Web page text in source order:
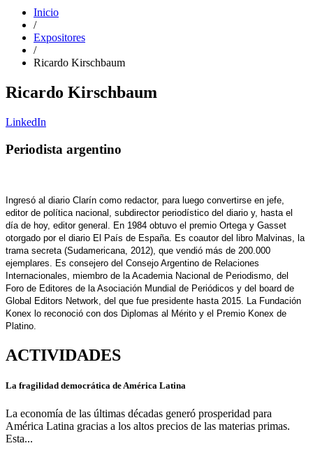
Inicio
/
Expositores
/
Ricardo Kirschbaum
Ricardo Kirschbaum
LinkedIn
Periodista argentino
Ingresó al diario Clarín como redactor, para luego convertirse en jefe,
editor de política nacional, subdirector periodístico del diario y, hasta el
día de hoy, editor general. En 1984 obtuvo el premio Ortega y Gasset
otorgado por el diario El País de España. Es coautor del libro Malvinas, la
trama secreta (Sudamericana, 2012), que vendió más de 200.000
ejemplares. Es consejero del Consejo Argentino de Relaciones
Internacionales, miembro de la Academia Nacional de Periodismo, del
Foro de Editores de la Asociación Mundial de Periódicos y del board de
Global Editors Network, del que fue presidente hasta 2015. La Fundación
Konex lo reconoció con dos Diplomas al Mérito y el Premio Konex de
Platino.
ACTIVIDADES
La fragilidad democrática de América Latina
La economía de las últimas décadas generó prosperidad para
América Latina gracias a los altos precios de las materias primas.
Esta...